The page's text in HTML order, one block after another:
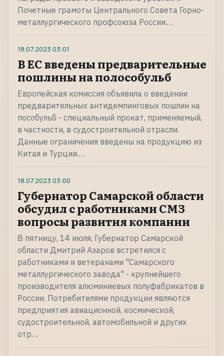
Почетные грамоты Центрального Совета Горно-
металлургического профсоюза России.…
18.07.2023 03:01
В ЕС введены предварительные
пошлины на полособульб
Европейская комиссия объявила о введении
предварительных антидемпинговых пошлин на
пособульб - специальный прокат, применяемый,
в частности, в судостроительной отрасли.
Данные ограничения введены на продукцию из
Китая и Турции.…
18.07.2023 03:00
Губернатор Самарской области
обсудил с работниками СМЗ
вопросы развития компании
В пятницу, 14 июля, Губернатор Самарской
области Дмитрий Азаров встретился с
работниками и ветеранами "Самарского
металлургического завода" - крупнейшего
производителя алюминиевых полуфабрикатов в
России. Потребителями продукции являются
предприятия авиационной, космической,
судостроительной, автомобильной и других
отр…